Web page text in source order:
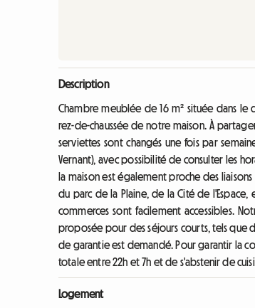
Description
Chambre meublée de 16 m² située dans le
rez-de-chaussée de notre maison. À
serviettes sont changés une fois par
Vernant), avec possibilité de consulter les
la maison est également proche des
du parc de la Plaine, de la Cité de
commerces sont facilement accessibles.
proposée pour des séjours courts, tels que
de garantie est demandé. Pour garantir la
totale entre 22h et 7h et de s'abstenir de
Logement